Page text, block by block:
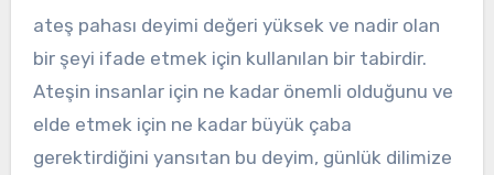
ateş pahası deyimi değeri yüksek ve nadir olan
bir şeyi ifade etmek için kullanılan bir tabirdir.
Ateşin insanlar için ne kadar önemli olduğunu ve
elde etmek için ne kadar büyük çaba
gerektirdiğini yansıtan bu deyim, günlük dilimize